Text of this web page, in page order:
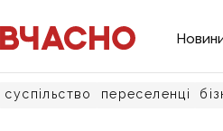
суспільство переселенці